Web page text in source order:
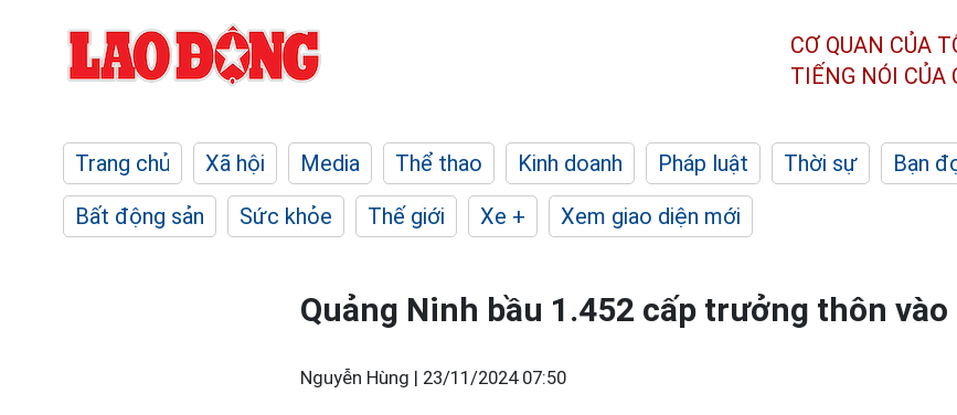
CƠ QUAN CỦA
TIẾNG NÓI CỦA
Trang chủ Xã hội Media Thể thao Kinh doanh Pháp luật Thời sự Bạn
Bất động sản
Sức khỏe Thế giới Xe + Xem giao diện mới
Quảng Ninh bầu 1.452 cấp trưởng thôn
Nguyễn Hùng | 23/11/2024 07:50